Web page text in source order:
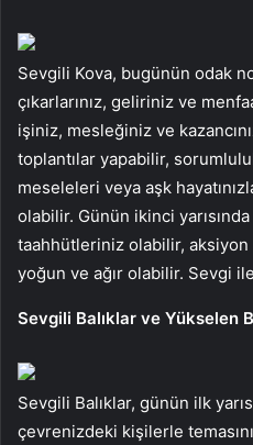
Sevgili Kova, bugünün odak
çıkarlarınız, geliriniz ve
işiniz, mesleğiniz ve
toplantılar yapabilir,
meseleleri veya aşk
olabilir. Günün ikinci
taahhütleriniz olabilir, aksiyon
yoğun ve ağır olabilir. Sevgi
Sevgili Balıklar ve Yükselen
Sevgili Balıklar, günün ilk
çevrenizdeki kişilerle